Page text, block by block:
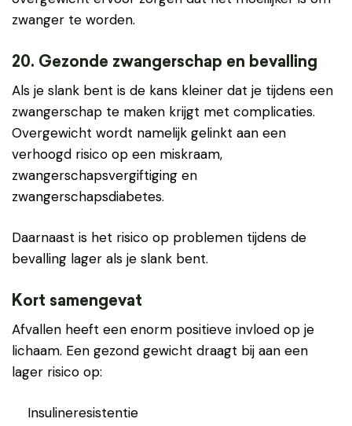
zwanger te worden.
20. Gezonde zwangerschap en bevalling
Als je slank bent is de kans kleiner dat je tijdens een
zwangerschap te maken krijgt met complicaties.
Overgewicht wordt namelijk gelinkt aan een
verhoogd risico op een miskraam,
zwangerschapsvergiftiging en
zwangerschapsdiabetes.
Daarnaast is het risico op problemen tijdens de
bevalling lager als je slank bent.
Kort samengevat
Afvallen heeft een enorm positieve invloed op je
lichaam. Een gezond gewicht draagt bij aan een
lager risico op:
Insulineresistentie